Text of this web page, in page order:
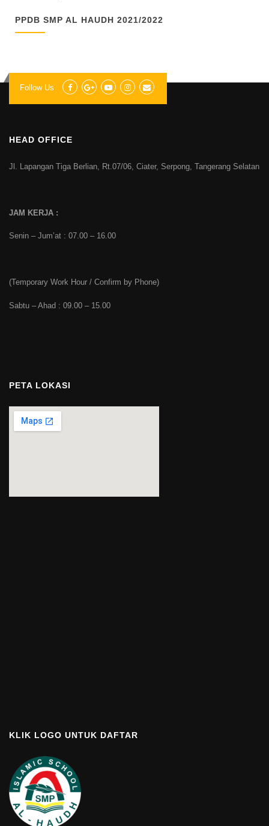
PPDB SMP AL HAUDH 2021/2022
Follow Us
HEAD OFFICE
Jl. Lapangan Tiga Berlian, Rt.07/06, Ciater, Serpong, Tangerang Selatan
JAM KERJA :
Senin – Jum’at : 07.00 – 16.00
(Temporary Work Hour / Confirm by Phone)
Sabtu – Ahad : 09.00 – 15.00
PETA LOKASI
KLIK LOGO UNTUK DAFTAR